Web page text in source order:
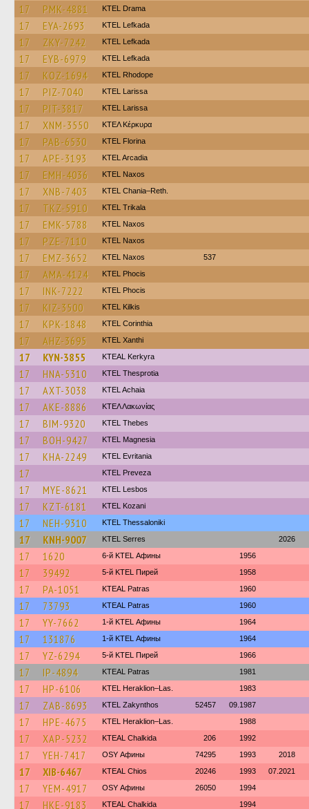
17 PMK-4881 KTEL Drama
17 EYA-2693 KTEL Lefkada
17 ZKY-7242 KTEL Lefkada
17 EYB-6979 KTEL Lefkada
17 KOZ-1694 KTEL Rhodope
17 PIZ-7040 KTEL Larissa
17 PIT-3817 KTEL Larissa
17 XNM-3550 ΚΤΕΛ Κέρκυρα
17 PAB-6530 KTEL Florina
17 APE-3193 KTEL Arcadia
17 EMH-4036 KTEL Naxos
17 XNB-7403 KTEL Chania–Reth.
17 TKZ-5910 ΚΤΕL Τrikala
17 EMK-5788 KTEL Naxos
17 PZE-7110 KTEL Naxos
17 EMZ-3652 KTEL Naxos 537
17 AMA-4124 ΚΤΕL Phocis
17 INK-7222 ΚΤΕL Phocis
17 KIZ-3500 KTEL Kilkis
17 KPK-1848 KTEL Corinthia
17 AHZ-3695 KTEL Xanthi
17 KYN-3855 KTEAL Kerkyra
17 HNA-5310 KTEL Thesprotia
17 AXT-3038 KTEL Achaia
17 AKE-8886 ΚΤΕΛ Λακωνίας
17 BIM-9320 KTEL Thebes
17 BOH-9427 ΚΤΕL Magnesia
17 KHA-2249 ΚΤΕL Evritania
17 KTEL Preveza
17 MYE-8621 KTEL Lesbos
17 KZT-6181 ΚΤΕL Kozani
17 NEH-9310 KTEL Thessaloniki
17 KNH-9007 KTEL Serres 2026
17 1620 6-й KTEL Афины 1956
17 39492 5-й KTEL Пирей 1958
17 PA-1051 KTEAL Patras 1960
17 73793 KTEAL Patras 1960
17 YY-7662 1-й KTEL Афины 1964
17 131876 1-й KTEL Афины 1964
17 YZ-6294 5-й KTEL Пирей 1966
17 IP-4894 KTEAL Patras 1981
17 HP-6106 KTEL Heraklion–Las. 1983
17 ZAB-8693 KTEL Zakynthos 52457 09.1987
17 HPE-4675 KTEL Heraklion–Las. 1988
17 XAP-5232 KTEAL Chalkida 206 1992
17 YEH-7417 OSY Афины 74295 1993 2018
17 XIB-6467 KTEAL Chios 20246 1993 07.2021
17 YEM-4917 OSY Афины 26050 1994
17 HKE-9183 KTEAL Chalkida 1994